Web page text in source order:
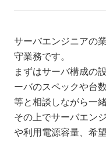
サーバエンジニアの
守業務です。
まずはサーバ構成の
ーバのスペックや台
等と相談しながら一
その上でサーバエン
や利用電源容量、希